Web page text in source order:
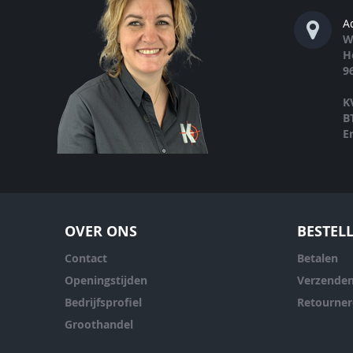
OVER ONS
Contact
Openingstijden
Bedrijfsprofiel
Groothandel
Betalen